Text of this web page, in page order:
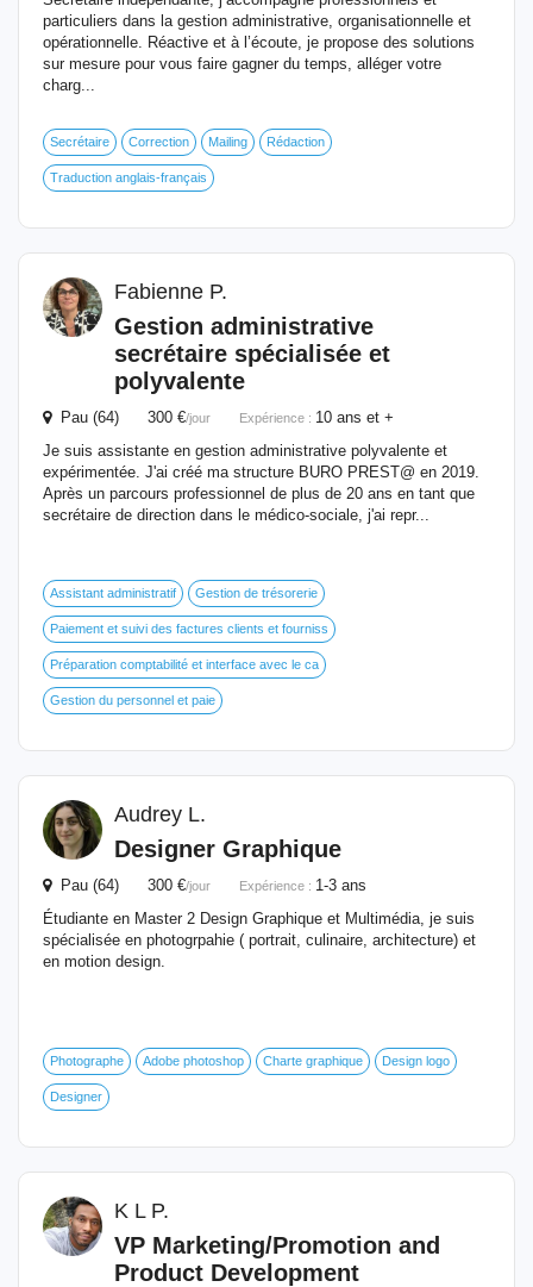
particuliers dans la gestion administrative, organisationnelle et
opérationnelle. Réactive et à l’écoute, je propose des solutions
sur mesure pour vous faire gagner du temps, alléger votre
charg...
Secrétaire Correction Mailing Rédaction
Traduction anglais-français
Fabienne P.
Gestion administrative
secrétaire spécialisée et
polyvalente
Pau (64) 300 €/jour Expérience : 10 ans et +
Je suis assistante en gestion administrative polyvalente et
expérimentée. J'ai créé ma structure BURO PREST@ en 2019.
Après un parcours professionnel de plus de 20 ans en tant que
secrétaire de direction dans le médico-sociale, j'ai repr...
Assistant administratif Gestion de trésorerie
Paiement et suivi des factures clients et fourniss
Préparation comptabilité et interface avec le ca
Gestion du personnel et paie
Audrey L.
Designer Graphique
Pau (64) 300 €/jour Expérience : 1-3 ans
Étudiante en Master 2 Design Graphique et Multimédia, je suis
spécialisée en photogrpahie ( portrait, culinaire, architecture) et
en motion design.
Photographe Adobe photoshop Charte graphique Design logo
Designer
K L P.
VP Marketing/Promotion and
Product Development